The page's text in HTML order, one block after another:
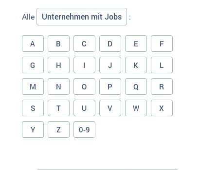
Alle Unternehmen mit Jobs :
A B C D E F
G H I J K L
M N O P Q R
S T U V W X
Y Z 0-9